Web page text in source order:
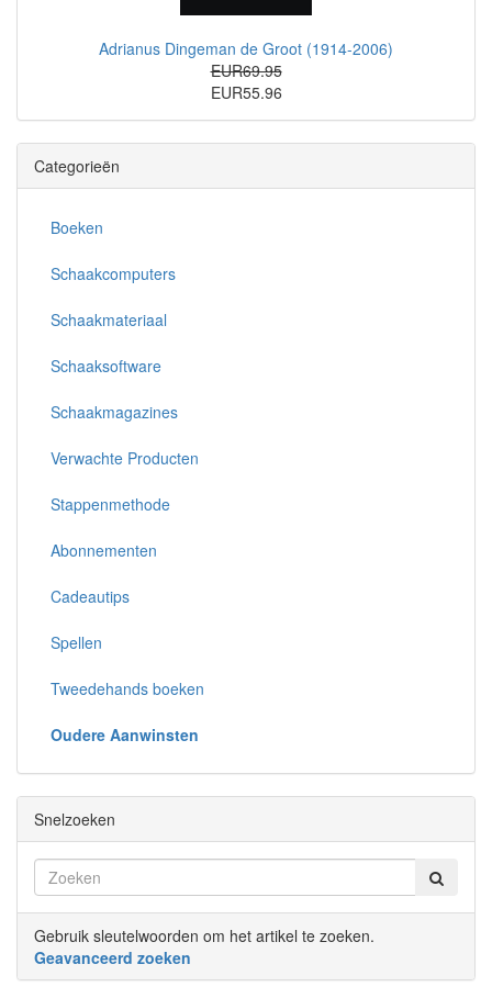
Adrianus Dingeman de Groot (1914-2006)
EUR69.95
EUR55.96
Categorieën
Boeken
Schaakcomputers
Schaakmateriaal
Schaaksoftware
Schaakmagazines
Verwachte Producten
Stappenmethode
Abonnementen
Cadeautips
Spellen
Tweedehands boeken
Oudere Aanwinsten
Snelzoeken
Gebruik sleutelwoorden om het artikel te zoeken.
Geavanceerd zoeken